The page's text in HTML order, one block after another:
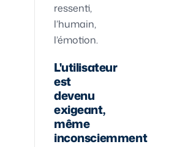
ressenti,
l’humain,
l’émotion.
L'utilisateur
est
devenu
exigeant,
même
inconsciemment